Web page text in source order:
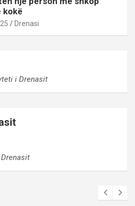
kokë
Drenasi
i Drenasit